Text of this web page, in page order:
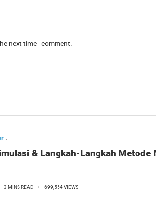
next time I comment.
& Langkah-Langkah Metode
3 MINS READ 699,554 VIEWS